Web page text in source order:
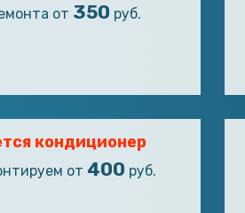
от 350 руб.
кондиционер
от 400 руб.